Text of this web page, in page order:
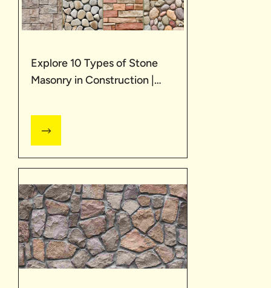
Explore 10 Types of Stone
Masonry in Construction |